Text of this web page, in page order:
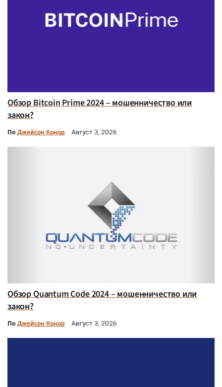
Обзор Bitcoin Prime 2024 – мошенничество или
закон?
По Джейсон Конор Август 3, 2026
Обзор Quantum Code 2024 – мошенничество или
закон?
По Джейсон Конор Август 3, 2026